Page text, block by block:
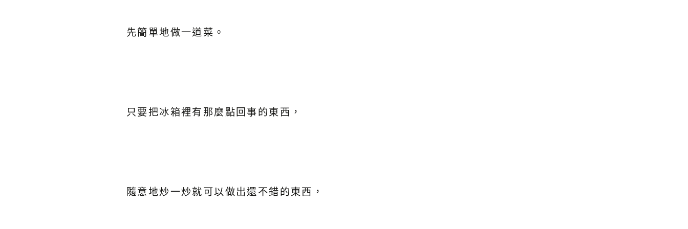
先簡單地做一道菜。
只要把冰箱裡有那麼點回事的東西，
隨意地炒一炒就可以做出還不錯的東西，